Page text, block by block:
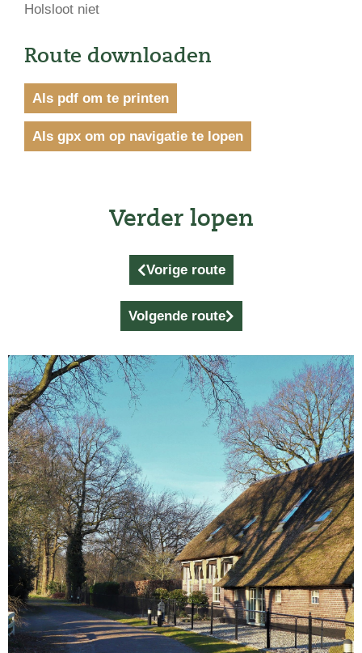
Holsloot niet
Route downloaden
Als pdf om te printen
Als gpx om op navigatie te lopen
Verder lopen
Vorige route
Volgende route